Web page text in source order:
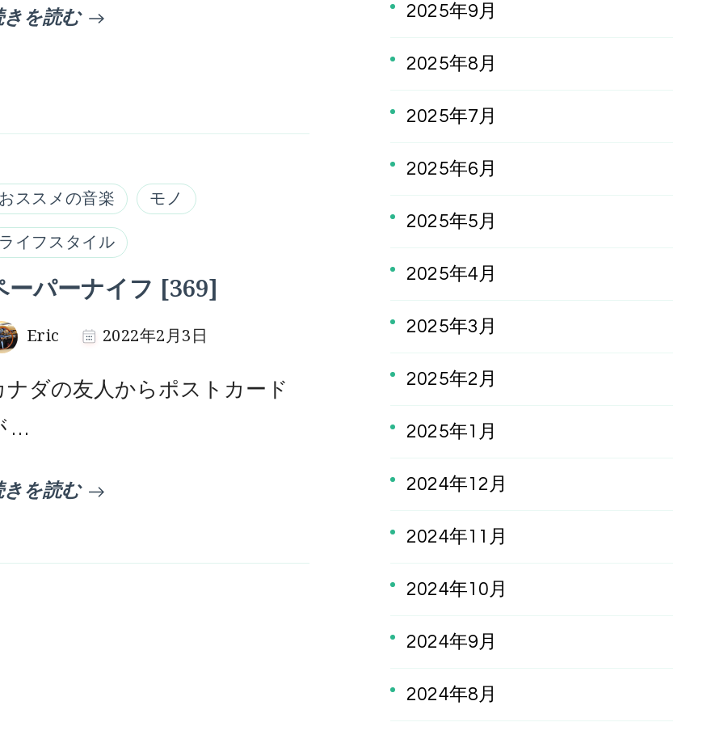
を読む
ススメの音楽 モノ
イフスタイル
ーパーナイフ [369]
Eric 2022年2月3日
ナダの友人からポストカード
…
を読む
2025年9月
2025年8月
2025年7月
2025年6月
2025年5月
2025年4月
2025年3月
2025年2月
2025年1月
2024年12月
2024年11月
2024年10月
2024年9月
2024年8月